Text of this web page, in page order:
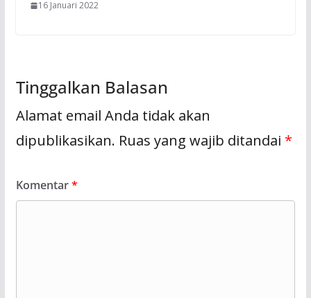
16 Januari 2022
Tinggalkan Balasan
Alamat email Anda tidak akan
dipublikasikan. Ruas yang wajib ditandai *
Komentar*